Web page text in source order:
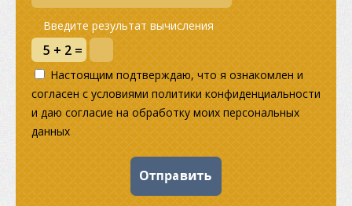
Введите результат вычисления
Настоящим подтверждаю, что я ознакомлен и
согласен с условиями политики конфиденциальности
и даю согласие на обработку моих персональных
данных